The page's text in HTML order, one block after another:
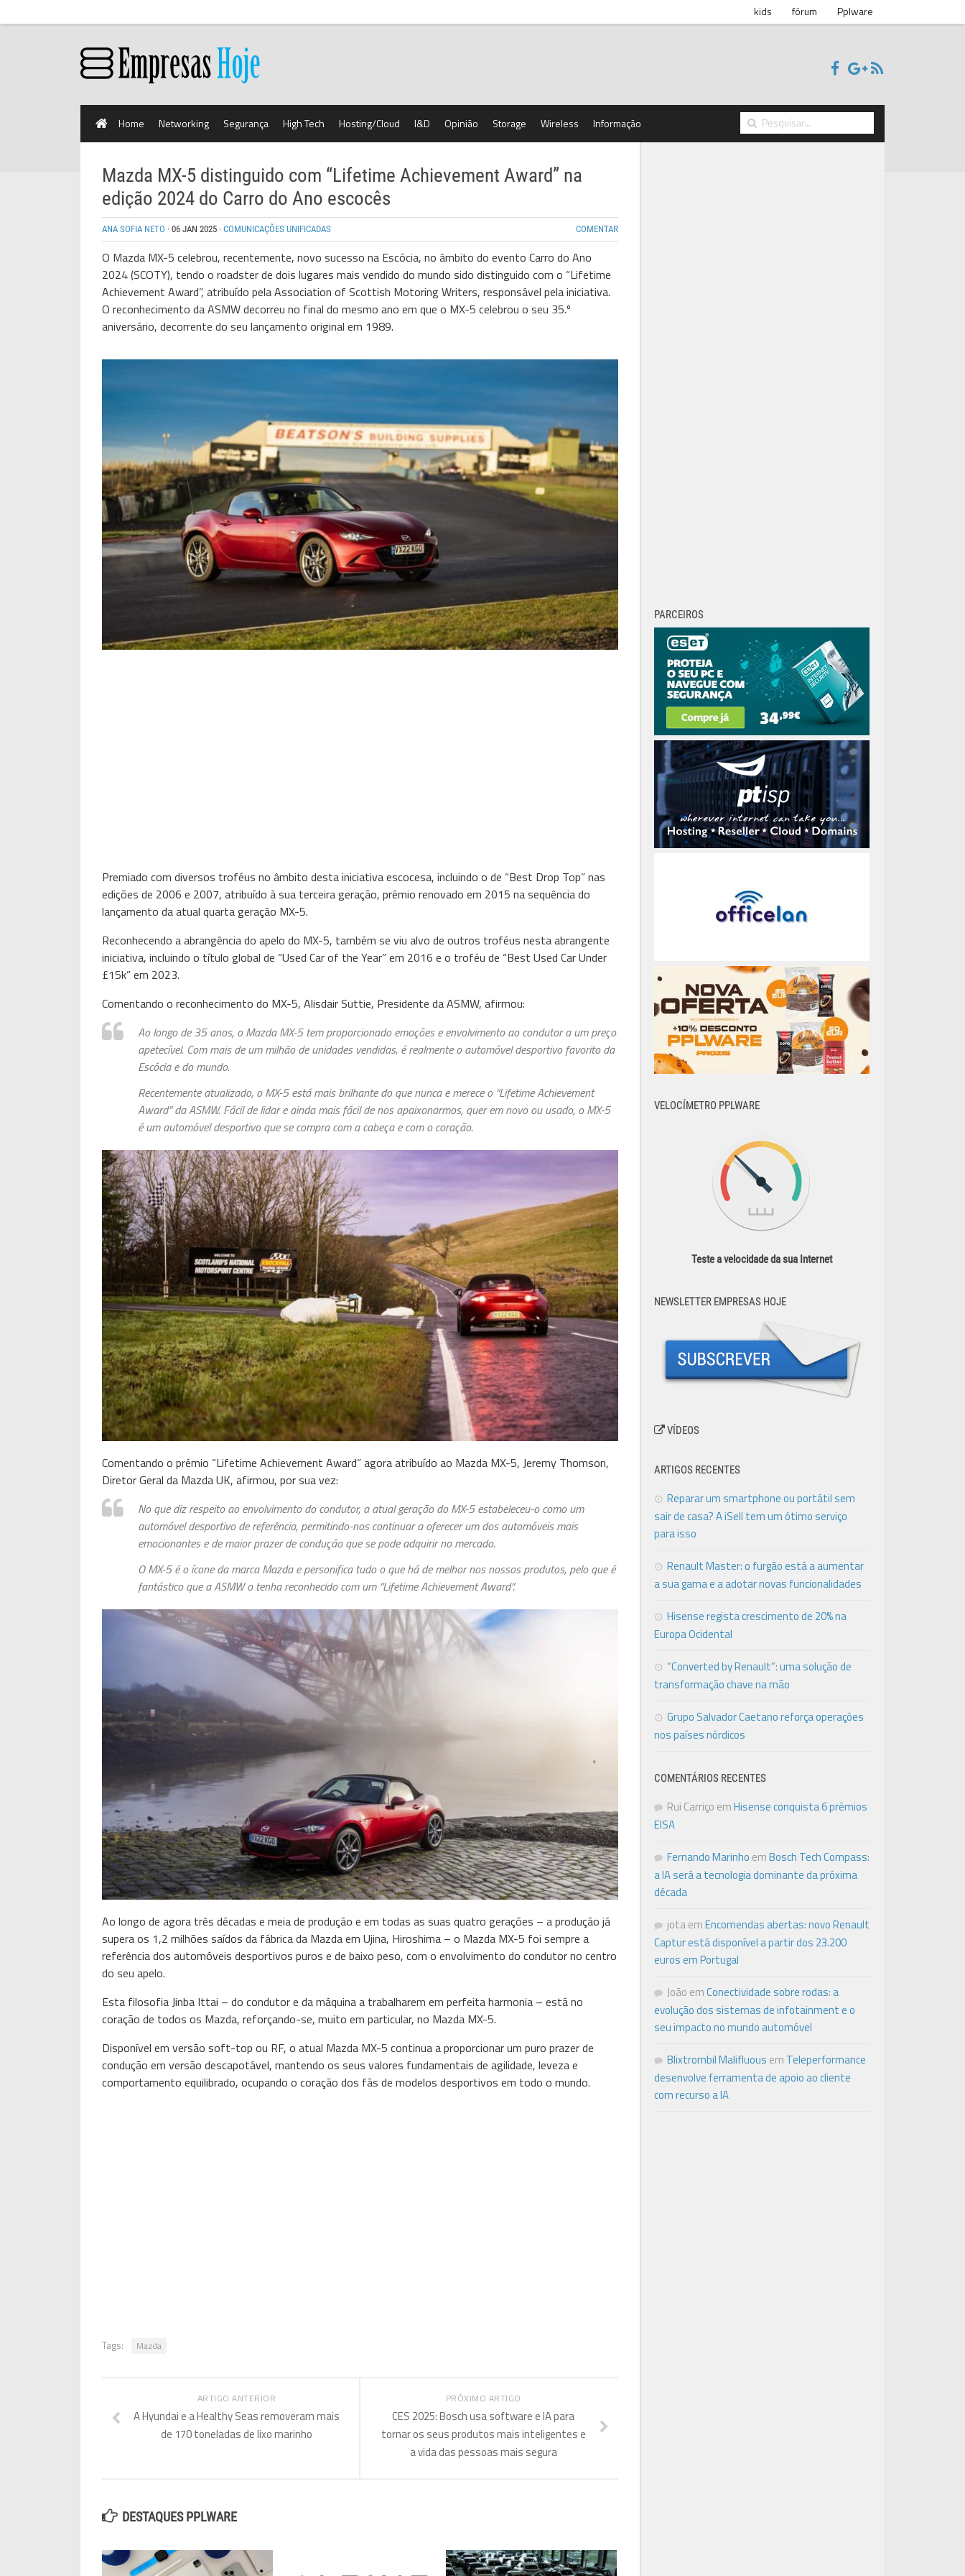
kids fórum Pplware
Home Networking Segurança High Tech Hosting/Cloud I&D Opinião Storage Wireless Informação
Mazda MX-5 distinguido com “Lifetime Achievement Award” na
edição 2024 do Carro do Ano escocês
ANA SOFIA NETO · 06 JAN 2025 · COMUNICAÇÕES UNIFICADAS COMENTAR
O Mazda MX-5 celebrou, recentemente, novo sucesso na Escócia, no âmbito do evento Carro do Ano
2024 (SCOTY), tendo o roadster de dois lugares mais vendido do mundo sido distinguido com o “Lifetime
Achievement Award”, atribuído pela Association of Scottish Motoring Writers, responsável pela iniciativa.
O reconhecimento da ASMW decorreu no final do mesmo ano em que o MX-5 celebrou o seu 35.º
aniversário, decorrente do seu lançamento original em 1989.
Premiado com diversos troféus no âmbito desta iniciativa escocesa, incluindo o de “Best Drop Top” nas
edições de 2006 e 2007, atribuído à sua terceira geração, prémio renovado em 2015 na sequência do
lançamento da atual quarta geração MX-5.
Reconhecendo a abrangência do apelo do MX-5, também se viu alvo de outros troféus nesta abrangente
iniciativa, incluindo o título global de “Used Car of the Year” em 2016 e o troféu de “Best Used Car Under
£15k” em 2023.
Comentando o reconhecimento do MX-5, Alisdair Suttie, Presidente da ASMW, afirmou:
Ao longo de 35 anos, o Mazda MX-5 tem proporcionado emoções e envolvimento ao condutor a um preço
apetecível. Com mais de um milhão de unidades vendidas, é realmente o automóvel desportivo favorito da
Escócia e do mundo.
Recentemente atualizado, o MX-5 está mais brilhante do que nunca e merece o “Lifetime Achievement
Award” da ASMW. Fácil de lidar e ainda mais fácil de nos apaixonarmos, quer em novo ou usado, o MX-5
é um automóvel desportivo que se compra com a cabeça e com o coração.
Comentando o prémio “Lifetime Achievement Award” agora atribuído ao Mazda MX-5, Jeremy Thomson,
Diretor Geral da Mazda UK, afirmou, por sua vez:
No que diz respeito ao envolvimento do condutor, a atual geração do MX-5 estabeleceu-o como um
automóvel desportivo de referência, permitindo-nos continuar a oferecer um dos automóveis mais
emocionantes e de maior prazer de condução que se pode adquirir no mercado.
O MX-5 é o ícone da marca Mazda e personifica tudo o que há de melhor nos nossos produtos, pelo que é
fantástico que a ASMW o tenha reconhecido com um “Lifetime Achievement Award”.
Ao longo de agora três décadas e meia de produção e em todas as suas quatro gerações – a produção já
supera os 1,2 milhões saídos da fábrica da Mazda em Ujina, Hiroshima – o Mazda MX-5 foi sempre a
referência dos automóveis desportivos puros e de baixo peso, com o envolvimento do condutor no centro
do seu apelo.
Esta filosofia Jinba Ittai – do condutor e da máquina a trabalharem em perfeita harmonia – está no
coração de todos os Mazda, reforçando-se, muito em particular, no Mazda MX-5.
Disponível em versão soft-top ou RF, o atual Mazda MX-5 continua a proporcionar um puro prazer de
condução em versão descapotável, mantendo os seus valores fundamentais de agilidade, leveza e
comportamento equilibrado, ocupando o coração dos fãs de modelos desportivos em todo o mundo.
Tags: Mazda
PRÓXIMO ARTIGO
CES 2025: Bosch usa software e IA para
tornar os seus produtos mais inteligentes e
a vida das pessoas mais segura
ARTIGO ANTERIOR
A Hyundai e a Healthy Seas removeram mais
de 170 toneladas de lixo marinho
DESTAQUES PPLWARE
PARCEIROS
VELOCÍMETRO PPLWARE
Teste a velocidade da sua Internet
NEWSLETTER EMPRESAS HOJE
VÍDEOS
ARTIGOS RECENTES
Reparar um smartphone ou portátil sem
sair de casa? A iSell tem um ótimo serviço
para isso
Renault Master: o furgão está a aumentar
a sua gama e a adotar novas funcionalidades
Hisense regista crescimento de 20% na
Europa Ocidental
“Converted by Renault”: uma solução de
transformação chave na mão
Grupo Salvador Caetano reforça operações
nos países nórdicos
COMENTÁRIOS RECENTES
Rui Carriço emHisense conquista 6 prémios
EISA
Fernando Marinho emBosch Tech Compass:
a IA será a tecnologia dominante da próxima
década
jotaemEncomendas abertas: novo Renault
Captur está disponível a partir dos 23.200
euros em Portugal
João emConectividade sobre rodas: a
evolução dos sistemas de infotainment e o
seu impacto no mundo automóvel
Blixtrombil Malifluous em Teleperformance
desenvolve ferramenta de apoio ao cliente
com recurso a IA